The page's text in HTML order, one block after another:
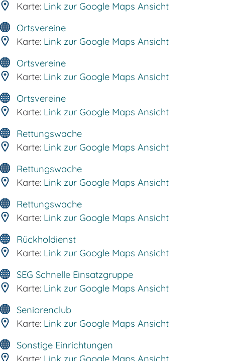
Karte: Link zur Google Maps Ansicht
Ortsvereine
Karte: Link zur Google Maps Ansicht
Ortsvereine
Karte: Link zur Google Maps Ansicht
Ortsvereine
Karte: Link zur Google Maps Ansicht
Rettungswache
Karte: Link zur Google Maps Ansicht
Rettungswache
Karte: Link zur Google Maps Ansicht
Rettungswache
Karte: Link zur Google Maps Ansicht
Rückholdienst
Karte: Link zur Google Maps Ansicht
SEG Schnelle Einsatzgruppe
Karte: Link zur Google Maps Ansicht
Seniorenclub
Karte: Link zur Google Maps Ansicht
Sonstige Einrichtungen